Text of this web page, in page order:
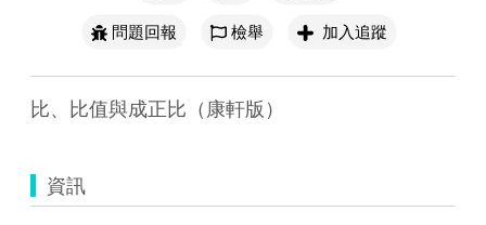
問題回報
檢舉 加入追蹤
比、比值與成正比（康軒版）
資訊